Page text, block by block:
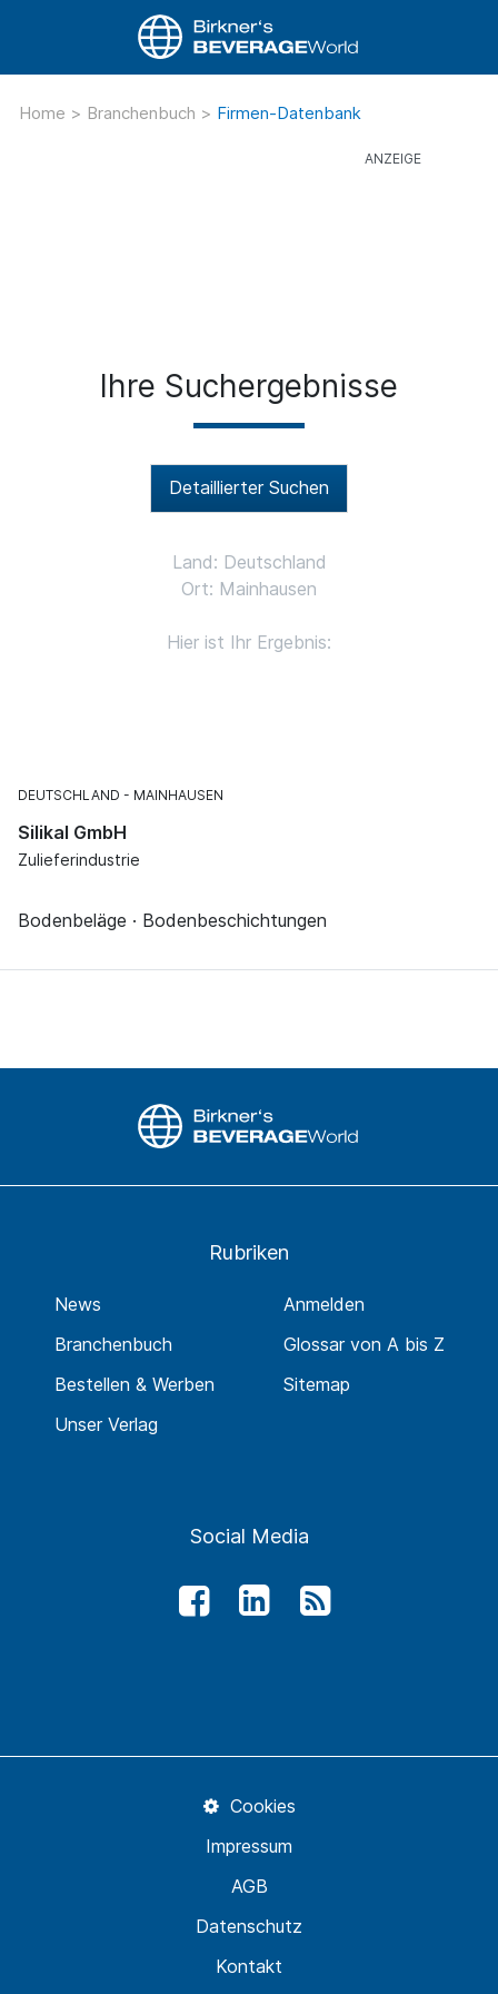
Home > Branchenbuch > Firmen-Datenbank
Ihre Suchergebnisse
Detaillierter Suchen
Land: Deutschland
Ort: Mainhausen
Hier ist Ihr Ergebnis:
DEUTSCHLAND MAINHAUSEN
Silikal GmbH
Zulieferindustrie
Bodenbeläge · Bodenbeschichtungen
Rubriken
News
Branchenbuch
Bestellen & Werben
Unser Verlag
Anmelden
Glossar von A bis Z
Sitemap
Social Media
Kontakt
Datenschutz
AGB
Impressum
Cookies